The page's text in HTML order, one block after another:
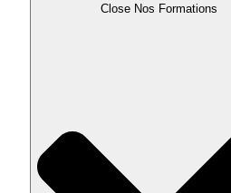
Close Nos Formations